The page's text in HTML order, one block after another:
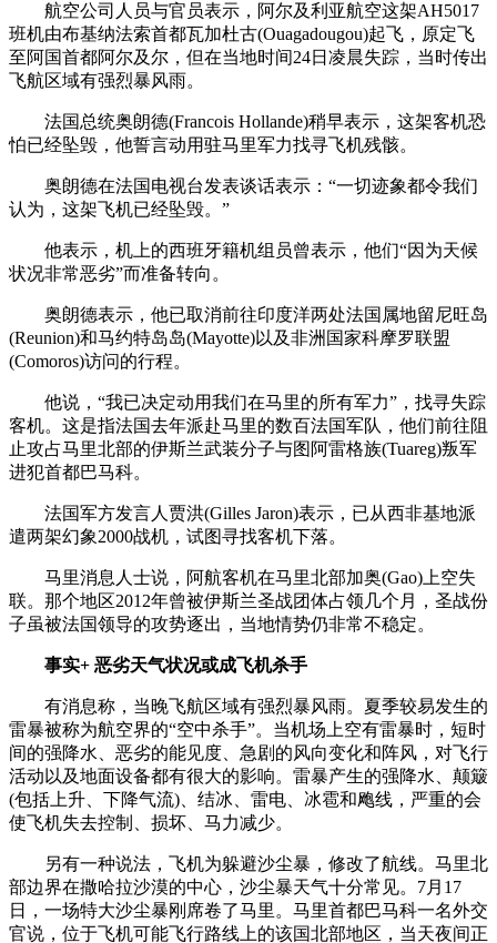
航空公司人员与官员表示，阿尔及利亚航空这架AH5017
班机由布基纳法索首都瓦加杜古(Ouagadougou)起飞，原定飞
至阿国首都阿尔及尔，但在当地时间24日凌晨失踪，当时传出
飞航区域有强烈暴风雨。
法国总统奥朗德(Francois Hollande)稍早表示，这架客机恐
怕已经坠毁，他誓言动用驻马里军力找寻飞机残骸。
奥朗德在法国电视台发表谈话表示：“一切迹象都令我们
认为，这架飞机已经坠毁。”
他表示，机上的西班牙籍机组员曾表示，他们“因为天候
状况非常恶劣”而准备转向。
奥朗德表示，他已取消前往印度洋两处法国属地留尼旺岛
(Reunion)和马约特岛岛(Mayotte)以及非洲国家科摩罗联盟
(Comoros)访问的行程。
他说，“我已决定动用我们在马里的所有军力”，找寻失踪
客机。这是指法国去年派赴马里的数百法国军队，他们前往阻
止攻占马里北部的伊斯兰武装分子与图阿雷格族(Tuareg)叛军
进犯首都巴马科。
法国军方发言人贾洪(Gilles Jaron)表示，已从西非基地派
遣两架幻象2000战机，试图寻找客机下落。
马里消息人士说，阿航客机在马里北部加奥(Gao)上空失
联。那个地区2012年曾被伊斯兰圣战团体占领几个月，圣战份
子虽被法国领导的攻势逐出，当地情势仍非常不稳定。
事实+ 恶劣天气状况或成飞机杀手
有消息称，当晚飞航区域有强烈暴风雨。夏季较易发生的
雷暴被称为航空界的“空中杀手”。当机场上空有雷暴时，短时
间的强降水、恶劣的能见度、急剧的风向变化和阵风，对飞行
活动以及地面设备都有很大的影响。雷暴产生的强降水、颠簸
(包括上升、下降气流)、结冰、雷电、冰雹和飑线，严重的会
使飞机失去控制、损坏、马力减少。
另有一种说法，飞机为躲避沙尘暴，修改了航线。马里北
部边界在撒哈拉沙漠的中心，沙尘暴天气十分常见。7月17
日，一场特大沙尘暴刚席卷了马里。马里首都巴马科一名外交
官说，位于飞机可能飞行路线上的该国北部地区，当天夜间正